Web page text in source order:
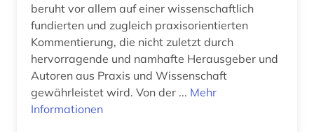
ausstellung (2)
ausstellungskatalog (1)
australien (7)
beruht vor allem auf einer wissenschaftlich
fundierten und zugleich praxisorientierten
Kommentierung, die nicht zuletzt durch
hervorragende und namhafte Herausgeber und
Autoren aus Praxis und Wissenschaft
gewährleistet wird. Von der ... Mehr
Informationen